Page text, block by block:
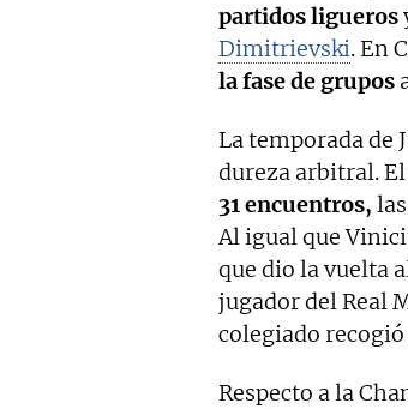
partidos ligueros
Dimitrievski. En
la fase de grupos
La temporada de
dureza arbitral.
31 encuentros,
Al igual que
que dio la vuelta
jugador del Real
colegiado
Respecto a la